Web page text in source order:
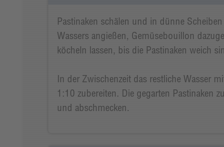
Pastinaken schälen und in dünne
Wassers angießen, Gemüsebouillon
köcheln lassen, bis die Pastinaken weich
In der Zwischenzeit das restliche Wasser
1:10 zubereiten. Die gegarten Pastinaken
und abschmecken.